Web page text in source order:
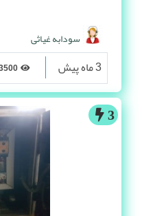
سودابه غیاثی
3 ماه پیش
3